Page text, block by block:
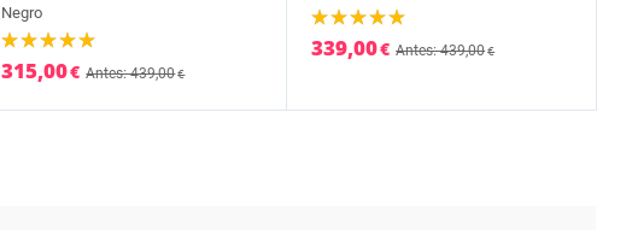
Negro
315,00€ Antes: 439,00€
339,00€ Antes: 439,00€